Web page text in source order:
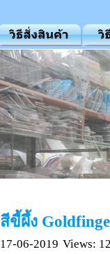
สีขี้ผึ้ง
17-06-2019 Views: